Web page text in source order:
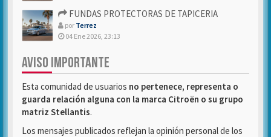
FUNDAS PROTECTORAS DE TAPICERIA
por Terrez
04 Ene 2026, 23:13
AVISO IMPORTANTE
Esta comunidad de usuarios no pertenece, representa o
guarda relación alguna con la marca Citroën o su grupo
matriz Stellantis.
Los mensajes publicados reflejan la opinión personal de los